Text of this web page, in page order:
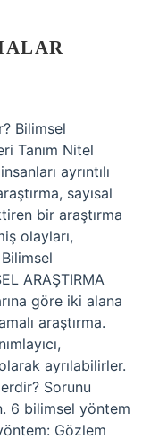
Bilimsel
Tanım Nitel
ayrıntılı
sayısal
bir araştırma
olayları,
ARAŞTIRMA
göre iki alana
araştırma.
ayrılabilirler.
Sorunu
6 bilimsel yöntem
Gözlem